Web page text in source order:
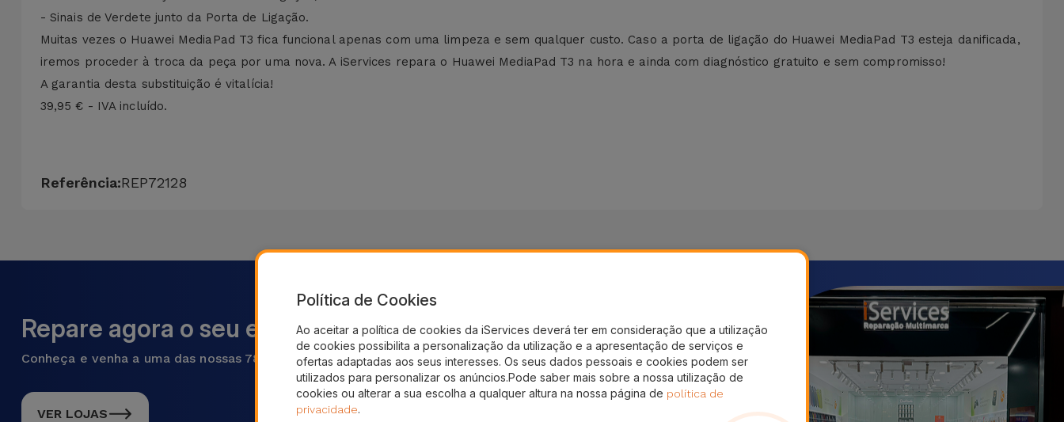
Ver
tudo
- Sinais de Verdete junto da Porta de Ligação.
Muitas vezes o Huawei MediaPad T3 fica funcional apenas com uma limpeza e sem qualquer custo. Caso a porta de ligação do Huawei MediaPad T3 esteja danificada,
iremos proceder à troca da peça por uma nova. A iServices repara o Huawei MediaPad T3 na hora e ainda com diagnóstico gratuito e sem compromisso!
A garantia desta substituição é vitalícia!
39,95 € - IVA incluído.
Referência:REP72128
Repare agora o seu equipamento!
Conheça e venha a uma das nossas 78 lojas em Portugal
VER LOJAS
Política de Cookies
Ao aceitar a política de cookies da iServices deverá ter em consideração que a utilização
de cookies possibilita a personalização da utilização e a apresentação de serviços e
ofertas adaptadas aos seus interesses. Os seus dados pessoais e cookies podem ser
utilizados para personalizar os anúncios.Pode saber mais sobre a nossa utilização de
cookies ou alterar a sua escolha a qualquer altura na nossa página de política de
privacidade.